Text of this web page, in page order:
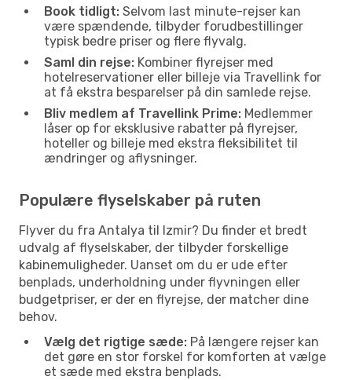
Book tidligt: Selvom last minute-rejser kan
være spændende, tilbyder forudbestillinger
typisk bedre priser og flere flyvalg.
Saml din rejse: Kombiner flyrejser med
hotelreservationer eller billeje via Travellink for
at få ekstra besparelser på din samlede rejse.
Bliv medlem af Travellink Prime: Medlemmer
låser op for eksklusive rabatter på flyrejser,
hoteller og billeje med ekstra fleksibilitet til
ændringer og aflysninger.
Populære flyselskaber på ruten
Flyver du fra Antalya til Izmir? Du finder et bredt
udvalg af flyselskaber, der tilbyder forskellige
kabinemuligheder. Uanset om du er ude efter
benplads, underholdning under flyvningen eller
budgetpriser, er der en flyrejse, der matcher dine
behov.
Vælg det rigtige sæde: På længere rejser kan
det gøre en stor forskel for komforten at vælge
et sæde med ekstra benplads.